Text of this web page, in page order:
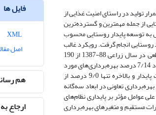
تولید در راستای امنیت غذایی از
از جمله مهمترین و گسترده‌ترین
به توسعه پایدار روستایی محسوب
انجام گرفت. رویکرد غالب
پژوهش، پیمایشی است و داده‌های مورد نیاز با استفاده از پرسشنامه و بهره‌گیری از روش نمونه‌گیری طبقه‌بندی چند مرحله‌ای، ‌به صورت مقطعی در سال زراعی 88-1387 از 190
بهره‌بردار در گروه خانوادگی و 150 بهره‌بردار در گروه تعاونی در شهرستان آق‎قلا گردآوری و مورد تجزیه و تحلیل قرار گرفت. نتایج تحقیق نشان داد 7/14 درصد بهره‌‌برداری‌های مورد
مطالعه (اعم از تعاونی و خانوادگی) در وضعیت بسیار ناپایدار، 1/42 درصد ناپایدار، 1/22 درصد در وضعیت پایداری متوسط، 3/20 در وضعیت پایدار و بالاخره تنها 9/0 درصد از
تعاونی در ابعاد سه‌گانه
عوامل مؤثر بر پایداری نظام‌‌های
اثرات مستقیم و متغیرهای بهره‌‌برداری
فایل ها
اصل
هم
ارجاع